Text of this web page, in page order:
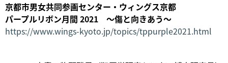
京都市男女共同参画センター・ウィングス京都
パープルリボン月間 2021 ～傷と向きあう～
https://www.wings-kyoto.jp/topics/tppurple2021.html